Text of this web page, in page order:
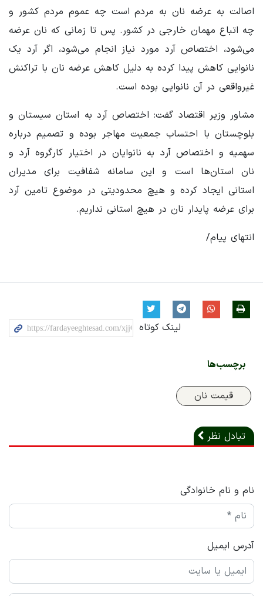
اصالت به عرضه نان به مردم است چه عموم مردم کشور و
چه اتباع مهمان خارجی در کشور. پس تا زمانی که نان عرضه
می‌شود، اختصاص آرد مورد نیاز انجام می‌شود، اگر آرد یک
نانوایی کاهش پیدا کرده به دلیل کاهش عرضه نان با تراکنش
غیرواقعی در آن نانوایی بوده‌ است.
مشاور وزیر اقتصاد گفت: اختصاص آرد به استان سیستان و
بلوچستان با احتساب جمعیت مهاجر بوده و تصمیم درباره
سهمیه و اختصاص آرد به نانوایان در اختیار کارگروه آرد و
نان استان‌ها است و این سامانه شفافیت برای مدیران
استانی ایجاد کرده و هیچ محدودیتی در موضوع تامین آرد
برای عرضه پایدار نان در هیچ استانی نداریم.
انتهای پیام/
لینک کوتاه
برچسب‌ها
قیمت نان
تبادل نظر
نام و نام خانوادگی
آدرس ایمیل